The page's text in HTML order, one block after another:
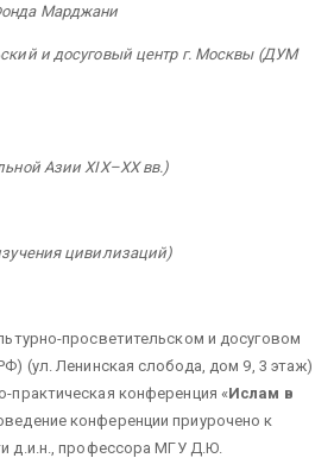
Марджани
и досуговый центр г. Москвы (ДУМ
Азии XIX–XX вв.)
цивилизаций)
просветительском и досуговом
(ул. Ленинская слобода, дом 9, 3 этаж)
практическая конференция «Ислам в
конференции приурочено к
д.и.н., профессора МГУ Д.Ю.